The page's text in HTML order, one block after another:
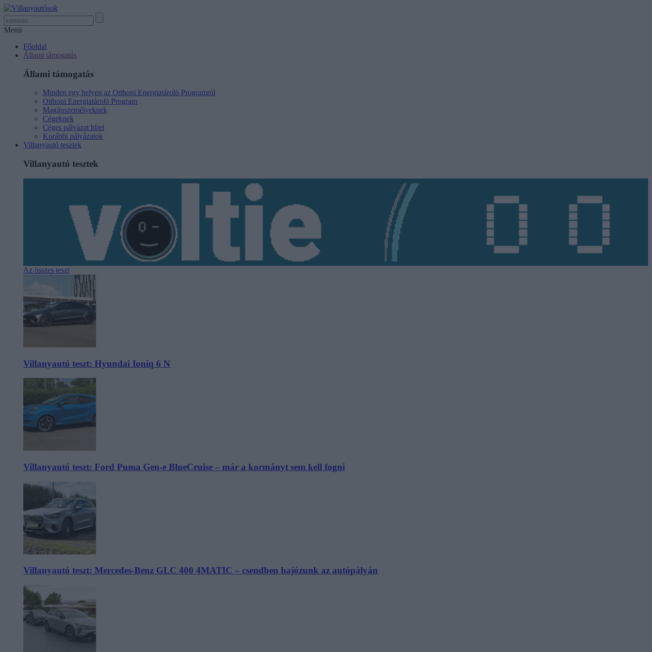
Menü
Főoldal
Állami támogatás
Állami támogatás
Minden egy helyen az Otthoni Energiatároló Programról
Otthoni Energiatároló Program
Magánszemélyeknek
Cégeknek
Céges pályázat hírei
Korábbi pályázatok
Villanyautó tesztek
Villanyautó tesztek
Az összes teszt
Villanyautó teszt: Hyundai Ioniq 6 N
Villanyautó teszt: Ford Puma Gen-e BlueCruise – már a kormányt sem kell fogni
Villanyautó teszt: Mercedes-Benz GLC 400 4MATIC – csendben hajózunk az autópályán